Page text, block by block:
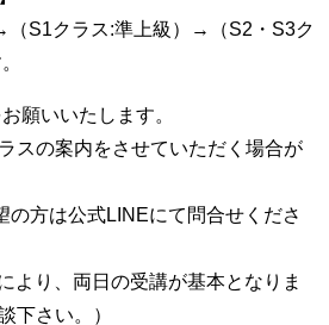
（S1クラス:準上級）→（S2・S3ク
願いいたします。
スの案内をさせていただく場合が
の方は公式LINEにて問合せくださ
より、両日の受講が基本となりま
下さい。）